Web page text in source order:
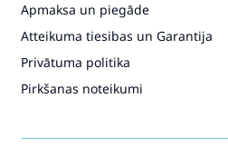
Apmaksa un piegāde
Atteikuma tiesibas un Garantija
Privātuma politika
Pirkšanas noteikumi